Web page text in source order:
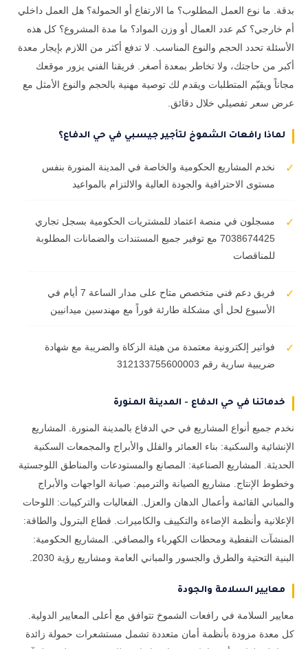
بدقة. ما نوع العمل المطلوب؟ ما الارتفاع أو الحمولة؟ هل العمل داخلي
أم خارجي؟ كم عدد العمال أو وزن المواد؟ ما مدة المشروع؟ كل هذه
الأسئلة تحدد الحجم والنوع المناسب. لا تدفع أكثر من اللازم بإيجار معدة
أكبر من حاجتك، ولا تخاطر بمعدة أصغر. فريقنا الفني يزور موقعك
مجاناً ويقيّم المتطلبات ويقدم لك توصية مهنية بالحجم والنوع الأمثل مع
عرض سعر تفصيلي خلال دقائق.
لماذا رافعات الشموخ لتأجير جيسبي في حي الدفاع؟
✓
نخدم المشاريع الحكومية والخاصة في المدينة المنورة بنفس
مستوى الاحترافية والجودة العالية والالتزام بالمواعيد
✓
مسجلون في منصة اعتماد للمشتريات الحكومية بسجل تجاري
7038674425 مع توفير جميع المستندات والضمانات المطلوبة
للمناقصات
✓
فريق دعم فني متخصص متاح على مدار الساعة 7 أيام في
الأسبوع لحل أي مشكلة طارئة فوراً مع مهندسين ميدانيين
✓
فواتير إلكترونية معتمدة من هيئة الزكاة والضريبة مع شهادة
ضريبية سارية رقم 312133755600003
خدماتنا في حي الدفاع - المدينة المنورة
نخدم جميع أنواع المشاريع في حي الدفاع بالمدينة المنورة. المشاريع
الإنشائية والسكنية: بناء العمائر والفلل والأبراج والمجمعات السكنية
الحديثة. المشاريع الصناعية: المصانع والمستودعات والمناطق اللوجستية
وخطوط الإنتاج. مشاريع الصيانة والترميم: صيانة الواجهات والأبراج
والمباني القائمة وأعمال الدهان والعزل. الفعاليات والتركيبات: اللوحات
الإعلانية وأنظمة الإضاءة والتكييف والكاميرات. قطاع البترول والطاقة:
المنشآت النفطية ومحطات الكهرباء والمصافي. المشاريع الحكومية:
البنية التحتية والطرق والجسور والمباني العامة ومشاريع رؤية 2030.
معايير السلامة والجودة
معايير السلامة في رافعات الشموخ تتوافق مع أعلى المعايير الدولية.
كل معدة مزودة بأنظمة أمان متعددة تشمل مستشعرات حمولة زائدة